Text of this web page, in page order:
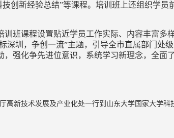
创新经验总结”等课程。培训班上还组织学员
班课程设置贴近学员工作实际、内容丰富多
深圳，争创一流”主题，引导全市直属部门处
强化争先进位意识，系统学习新理念，全面
高新技术发展及产业化处一行到山东大学国家大学科